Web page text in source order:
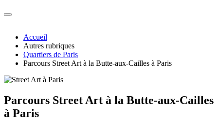
Accueil
Autres rubriques
Quartiers de Paris
Parcours Street Art à la Butte-aux-Cailles à Paris
Parcours Street Art à la Butte-aux-Cailles
à Paris